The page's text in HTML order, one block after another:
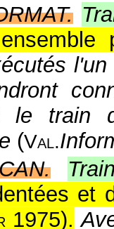
le train
(Val.
et
1975).